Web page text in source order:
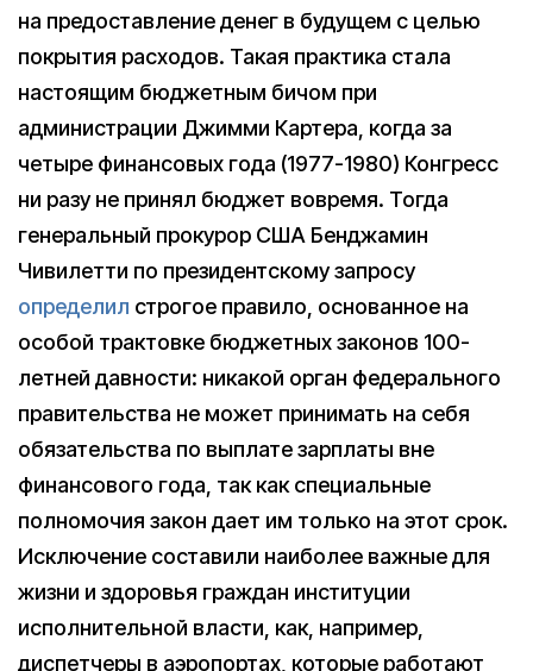
на предоставление денег в будущем с целью
покрытия расходов. Такая практика стала
настоящим бюджетным бичом при
администрации Джимми Картера, когда за
четыре финансовых года (1977-1980) Конгресс
ни разу не принял бюджет вовремя. Тогда
генеральный прокурор США Бенджамин
Чивилетти по президентскому запросу
определил строгое правило, основанное на
особой трактовке бюджетных законов 100-
летней давности: никакой орган федерального
правительства не может принимать на себя
обязательства по выплате зарплаты вне
финансового года, так как специальные
полномочия закон дает им только на этот срок.
Исключение составили наиболее важные для
жизни и здоровья граждан институции
исполнительной власти, как, например,
диспетчеры в аэропортах, которые работают